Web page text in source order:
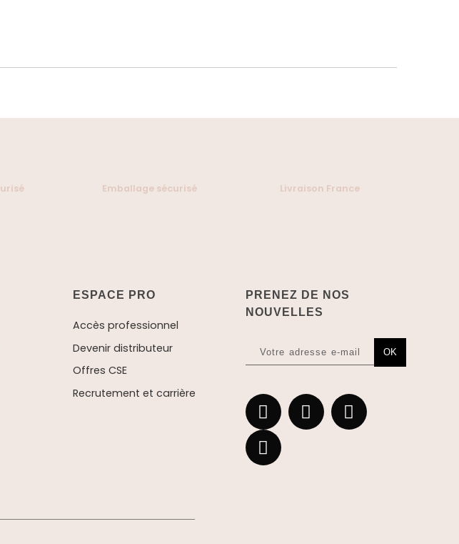
Emballage sécurisé Livraison France
ESPACE PRO
Accès professionnel
Devenir distributeur
Offres CSE
Recrutement et carrière
PRENEZ DE NOS
NOUVELLES
OK